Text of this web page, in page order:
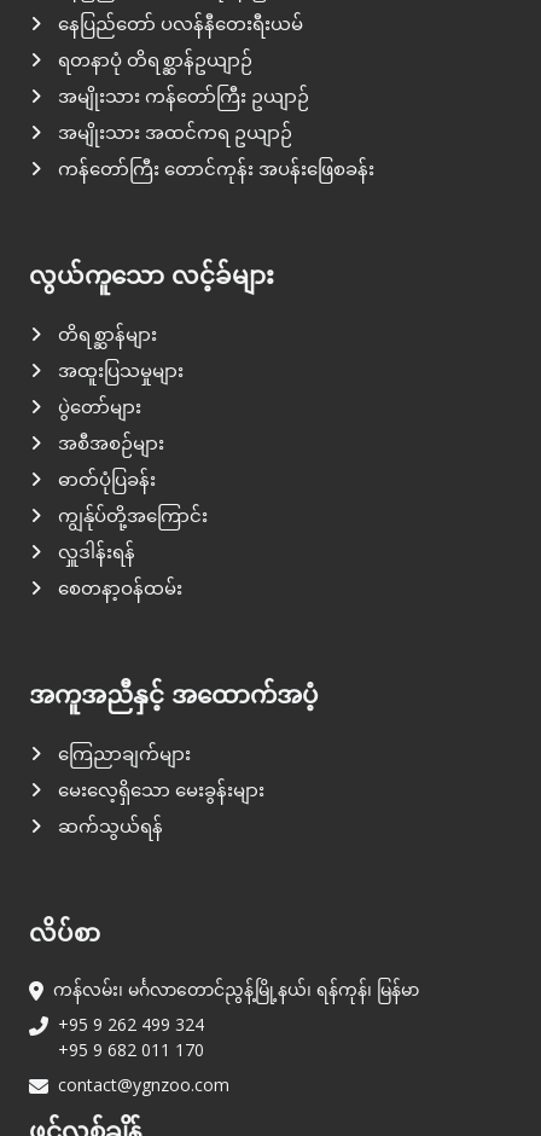
နေပြည်တော် ပလန်နီတေးရီးယမ်
ရတနာပုံ တိရစ္ဆာန်ဥယျာဉ်
အမျိုးသား ကန်တော်ကြီး ဥယျာဉ်
အမျိုးသား အထင်ကရ ဥယျာဉ်
ကန်တော်ကြီး တောင်ကုန်း အပန်းဖြေစခန်း
လွယ်ကူသော လင့်ခ်များ
တိရစ္ဆာန်များ
အထူးပြသမှုများ
ပွဲတော်များ
အစီအစဉ်များ
ဓာတ်ပုံပြခန်း
ကျွန်ုပ်တို့အကြောင်း
လှူဒါန်းရန်
စေတနာ့ဝန်ထမ်း
အကူအညီနှင့် အထောက်အပံ့
ကြေညာချက်များ
မေးလေ့ရှိသော မေးခွန်းများ
ဆက်သွယ်ရန်
လိပ်စာ
ကန်လမ်း၊ မင်္ဂလာတောင်ညွန့်မြို့နယ်၊ ရန်ကုန်၊ မြန်မာ
+95 9 262 499 324
+95 9 682 011 170
contact@ygnzoo.com